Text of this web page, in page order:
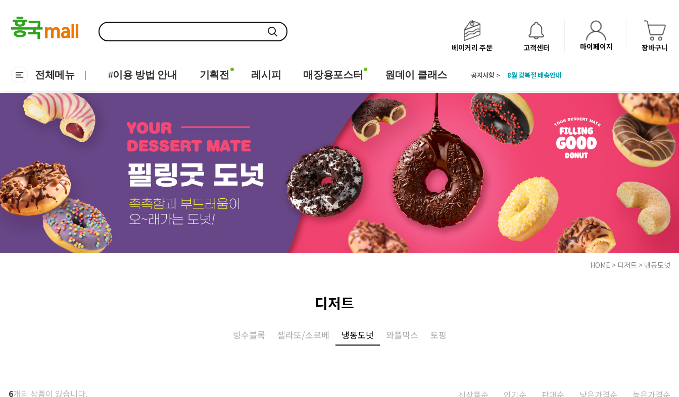
베이커리 주문 고객센터 마이페이지 장바구니
전체메뉴 #이용 방법 안내 기획전 레시피 매장용포스터 원데이 클래스 공지사항 >
8월 광복절 배송안내
베이커리(냉동직배송) 센터 이전에 따른 배송 일정 안내
HOME > 디저트 > 냉동도넛
디저트
빙수블록 젤라또/소르베 냉동도넛 와플믹스 토핑
6개의 상품이 있습니다.